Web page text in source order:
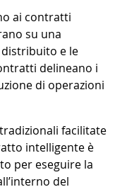
ai contratti
su una
e le
delineano i
di operazioni
facilitate
intelligente è
per eseguire la
del